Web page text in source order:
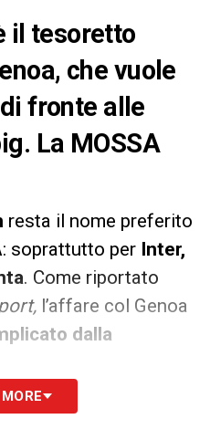
il tesoretto
che vuole
fronte alle
La MOSSA
resta il nome preferito
soprattutto per Inter,
. Come riportato
l’affare col Genoa
dalla
in